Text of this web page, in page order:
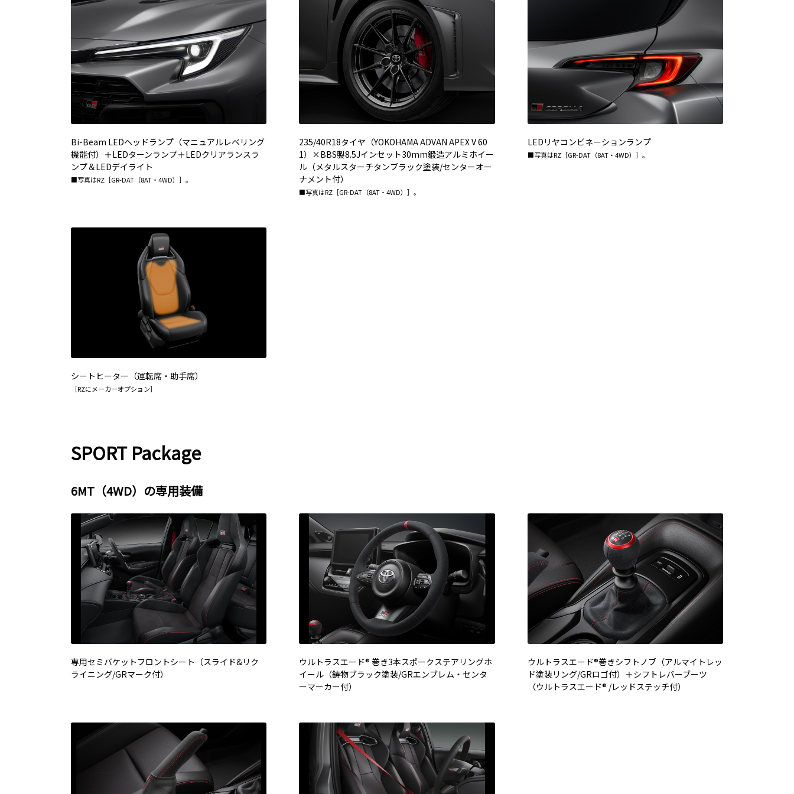
Bi-Beam LEDヘッドランプ（マニュアルレベリング
機能付）＋LEDターンランプ＋LEDクリアランスラ
ンプ＆LEDデイライト
■写真はRZ［GR-DAT（8AT・4WD）］。
235/40R18タイヤ（YOKOHAMA ADVAN APEX V 60
1）×BBS製8.5Jインセット30mm鍛造アルミホイー
ル（メタルスターチタンブラック塗装/センターオー
ナメント付）
■写真はRZ［GR-DAT（8AT・4WD）］。
LEDリヤコンビネーションランプ
■写真はRZ［GR-DAT（8AT・4WD）］。
シートヒーター（運転席・助手席）
［RZにメーカーオプション］
SPORT Package
6MT（4WD）の専用装備
専用セミバケットフロントシート（スライド&リク
ライニング/GRマーク付）
ウルトラスエード® 巻き3本スポークステアリングホ
イール（鋳物ブラック塗装/GRエンブレム・センタ
ーマーカー付）
ウルトラスエード®巻きシフトノブ（アルマイトレッ
ド塗装リング/GRロゴ付）＋シフトレバーブーツ
（ウルトラスエード® /レッドステッチ付）